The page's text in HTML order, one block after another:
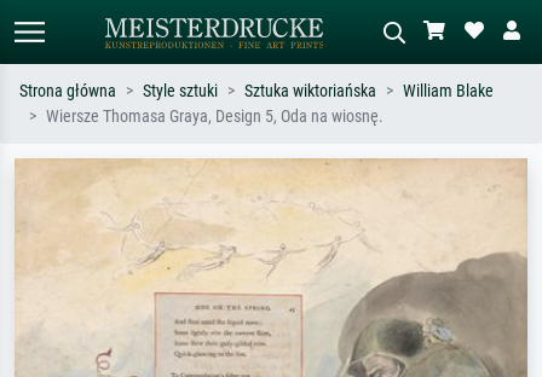
Szukaj wg artysty, tytułu lub stylu – np.
Monet, Gwiaździsta noc,
impresjonizm, fala Hokusaia, akt.
abstrakcja z czerwienią, ciemny olej,
stojący akt obok drzewa.
Strona główna Style sztuki Sztuka wiktoriańska
William Blake
Wiersze Thomasa Graya, Design 5, Oda na wiosnę.